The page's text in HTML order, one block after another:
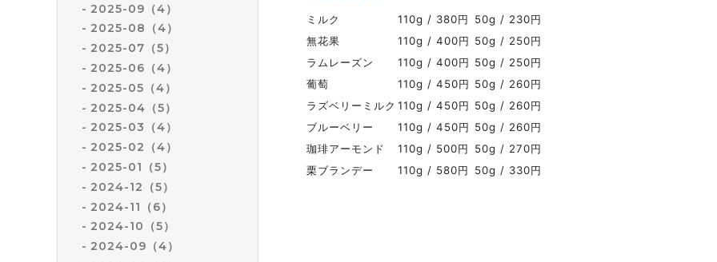
2025-09（4）
2025-08（4）
2025-07（5）
2025-06（4）
2025-05（4）
2025-04（5）
2025-03（4）
2025-02（4）
2025-01（5）
2024-12（5）
2024-11（6）
2024-10（5）
2024-09（4）
ミルク 110g / 380円
50g / 230円
無花果
110g / 400円 50g / 250円
ラムレーズン
110g / 400円 50g / 250円
葡萄
110g / 450円 50g / 260円
ラズベリーミルク 110g / 450円 50g / 260円
ブルーベリー
110g / 450円 50g / 260円
珈琲アーモンド
110g / 500円
50g / 270円
栗ブランデー
110g / 580円 50g / 330円